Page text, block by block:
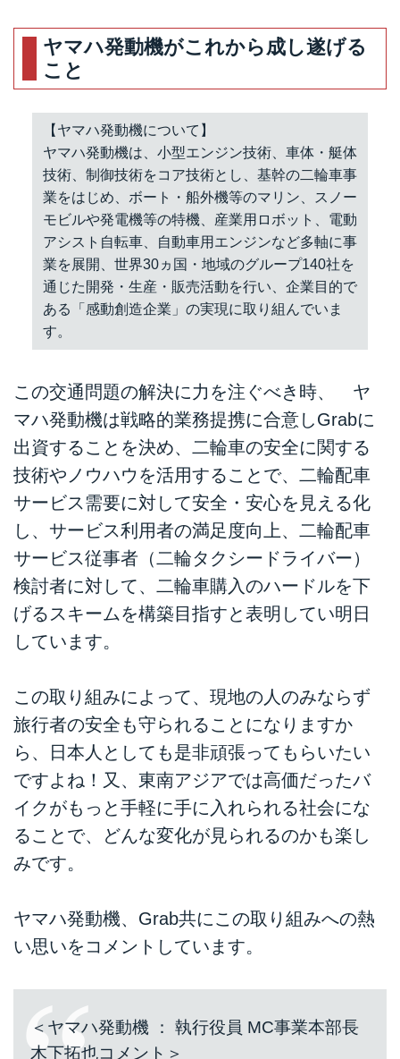
ヤマハ発動機がこれから成し遂げる
こと
【ヤマハ発動機について】
ヤマハ発動機は、小型エンジン技術、車体・艇体
技術、制御技術をコア技術とし、基幹の二輪車事
業をはじめ、ボート・船外機等のマリン、スノー
モビルや発電機等の特機、産業用ロボット、電動
アシスト自転車、自動車用エンジンなど多軸に事
業を展開、世界30ヵ国・地域のグループ140社を
通じた開発・生産・販売活動を行い、企業目的で
ある「感動創造企業」の実現に取り組んでいま
す。
この交通問題の解決に力を注ぐべき時、 ヤ
マハ発動機は戦略的業務提携に合意しGrabに
出資することを決め、二輪車の安全に関する
技術やノウハウを活用することで、二輪配車
サービス需要に対して安全・安心を見える化
し、サービス利用者の満足度向上、二輪配車
サービス従事者（二輪タクシードライバー）
検討者に対して、二輪車購入のハードルを下
げるスキームを構築目指すと表明してい明日
しています。
この取り組みによって、現地の人のみならず
旅行者の安全も守られることになりますか
ら、日本人としても是非頑張ってもらいたい
ですよね！又、東南アジアでは高価だったバ
イクがもっと手軽に手に入れられる社会にな
ることで、どんな変化が見られるのかも楽し
みです。
ヤマハ発動機、Grab共にこの取り組みへの熱
い思いをコメントしています。
＜ヤマハ発動機 ： 執行役員 MC事業本部長
木下拓也コメント＞